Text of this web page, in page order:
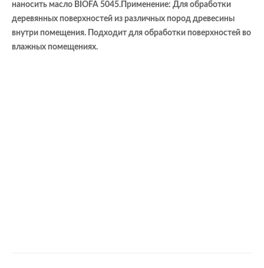
наносить масло BIOFA 5045.Применение: Для обработки
деревянных поверхностей из различных пород древесины
внутри помещения. Подходит для обработки поверхностей во
влажных помещениях.